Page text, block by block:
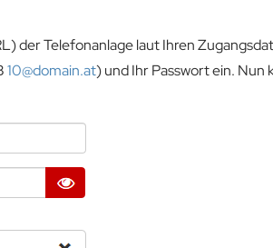
der Telefonanlage laut Ihren
10@domain.at) und Ihr Passwort ein. Nun